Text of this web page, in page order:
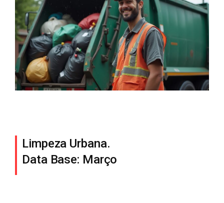
Limpeza Urbana.
Data Base: Março